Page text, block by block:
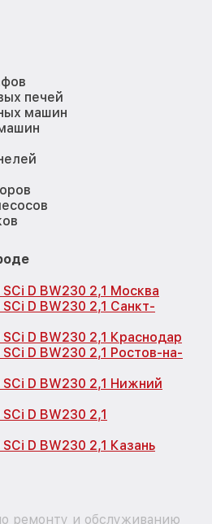
печей
машин
D BW230 2,1 Москва
D BW230 2,1 Санкт-
D BW230 2,1 Краснодар
D BW230 2,1 Ростов-на-
D BW230 2,1 Нижний
D BW230 2,1
D BW230 2,1 Казань
ремонту и обслуживанию